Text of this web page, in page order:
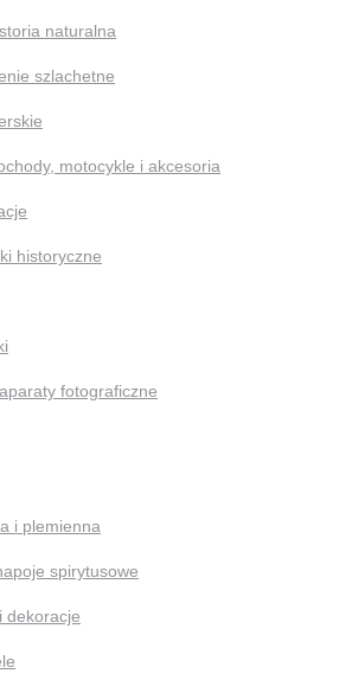
naturalna
szlachetne
motocykle i akcesoria
historyczne
fotograficzne
i plemienna
spirytusowe
dekoracje